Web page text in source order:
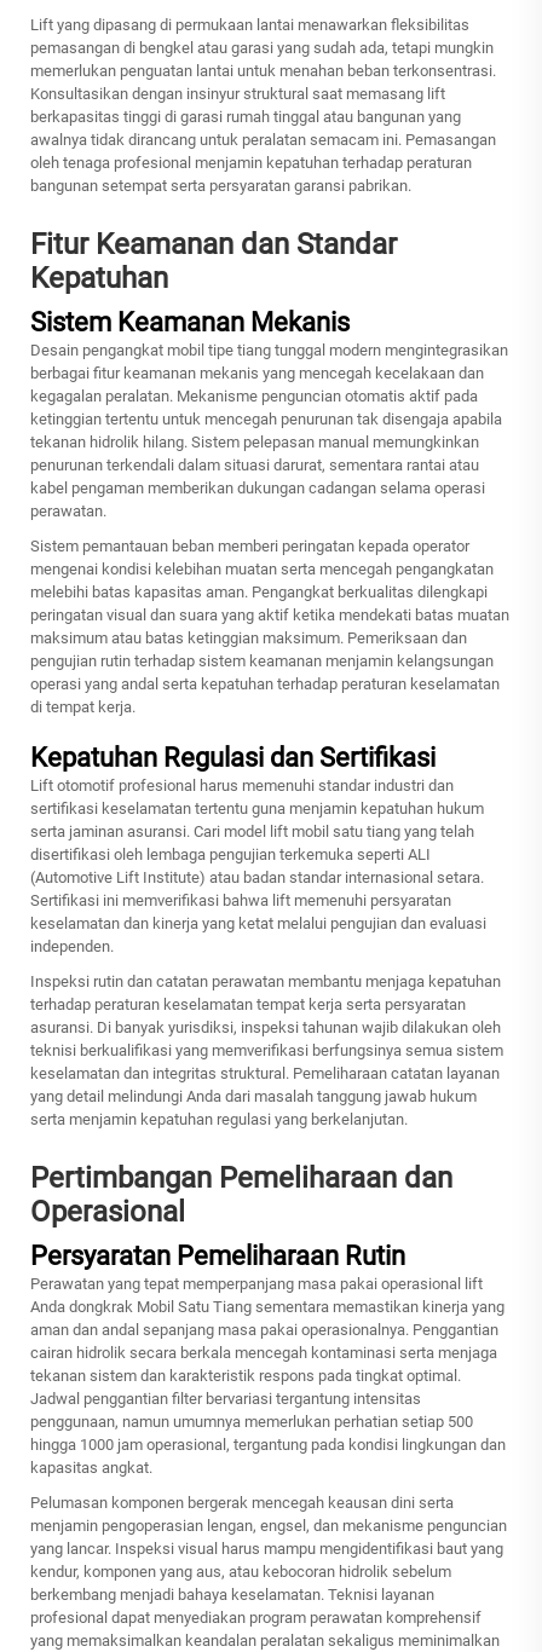
Lift yang dipasang di permukaan lantai menawarkan fleksibilitas
pemasangan di bengkel atau garasi yang sudah ada, tetapi mungkin
memerlukan penguatan lantai untuk menahan beban terkonsentrasi.
Konsultasikan dengan insinyur struktural saat memasang lift
berkapasitas tinggi di garasi rumah tinggal atau bangunan yang
awalnya tidak dirancang untuk peralatan semacam ini. Pemasangan
oleh tenaga profesional menjamin kepatuhan terhadap peraturan
bangunan setempat serta persyaratan garansi pabrikan.
Fitur Keamanan dan Standar
Kepatuhan
Sistem Keamanan Mekanis
Desain pengangkat mobil tipe tiang tunggal modern mengintegrasikan
berbagai fitur keamanan mekanis yang mencegah kecelakaan dan
kegagalan peralatan. Mekanisme penguncian otomatis aktif pada
ketinggian tertentu untuk mencegah penurunan tak disengaja apabila
tekanan hidrolik hilang. Sistem pelepasan manual memungkinkan
penurunan terkendali dalam situasi darurat, sementara rantai atau
kabel pengaman memberikan dukungan cadangan selama operasi
perawatan.
Sistem pemantauan beban memberi peringatan kepada operator
mengenai kondisi kelebihan muatan serta mencegah pengangkatan
melebihi batas kapasitas aman. Pengangkat berkualitas dilengkapi
peringatan visual dan suara yang aktif ketika mendekati batas muatan
maksimum atau batas ketinggian maksimum. Pemeriksaan dan
pengujian rutin terhadap sistem keamanan menjamin kelangsungan
operasi yang andal serta kepatuhan terhadap peraturan keselamatan
di tempat kerja.
Kepatuhan Regulasi dan Sertifikasi
Lift otomotif profesional harus memenuhi standar industri dan
sertifikasi keselamatan tertentu guna menjamin kepatuhan hukum
serta jaminan asuransi. Cari model lift mobil satu tiang yang telah
disertifikasi oleh lembaga pengujian terkemuka seperti ALI
(Automotive Lift Institute) atau badan standar internasional setara.
Sertifikasi ini memverifikasi bahwa lift memenuhi persyaratan
keselamatan dan kinerja yang ketat melalui pengujian dan evaluasi
independen.
Inspeksi rutin dan catatan perawatan membantu menjaga kepatuhan
terhadap peraturan keselamatan tempat kerja serta persyaratan
asuransi. Di banyak yurisdiksi, inspeksi tahunan wajib dilakukan oleh
teknisi berkualifikasi yang memverifikasi berfungsinya semua sistem
keselamatan dan integritas struktural. Pemeliharaan catatan layanan
yang detail melindungi Anda dari masalah tanggung jawab hukum
serta menjamin kepatuhan regulasi yang berkelanjutan.
Pertimbangan Pemeliharaan dan
Operasional
Persyaratan Pemeliharaan Rutin
Perawatan yang tepat memperpanjang masa pakai operasional lift
Anda dongkrak Mobil Satu Tiang sementara memastikan kinerja yang
aman dan andal sepanjang masa pakai operasionalnya. Penggantian
cairan hidrolik secara berkala mencegah kontaminasi serta menjaga
tekanan sistem dan karakteristik respons pada tingkat optimal.
Jadwal penggantian filter bervariasi tergantung intensitas
penggunaan, namun umumnya memerlukan perhatian setiap 500
hingga 1000 jam operasional, tergantung pada kondisi lingkungan dan
kapasitas angkat.
Pelumasan komponen bergerak mencegah keausan dini serta
menjamin pengoperasian lengan, engsel, dan mekanisme penguncian
yang lancar. Inspeksi visual harus mampu mengidentifikasi baut yang
kendur, komponen yang aus, atau kebocoran hidrolik sebelum
berkembang menjadi bahaya keselamatan. Teknisi layanan
profesional dapat menyediakan program perawatan komprehensif
yang memaksimalkan keandalan peralatan sekaligus meminimalkan